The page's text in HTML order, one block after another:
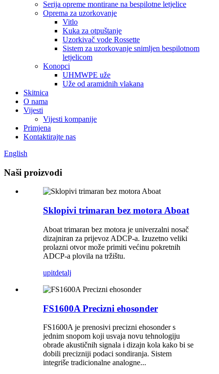
Serija opreme montirane na bespilotne letjelice
Oprema za uzorkovanje
Vitlo
Kuka za otpuštanje
Uzorkivač vode Rossette
Sistem za uzorkovanje snimljen bespilotnom
letjelicom
Konopci
UHMWPE uže
Uže od aramidnih vlakana
Skitnica
O nama
Vijesti
Vijesti kompanije
Primjena
Kontaktirajte nas
English
Naši proizvodi
Sklopivi trimaran bez motora Aboat
Aboat trimaran bez motora je univerzalni nosač
dizajniran za prijevoz ADCP-a. Izuzetno veliki
prolazni otvor može primiti većinu pokretnih
ADCP-a plovila na tržištu.
upitdetalj
FS1600A Precizni ehosonder
FS1600A je prenosivi precizni ehosonder s
jednim snopom koji usvaja novu tehnologiju
obrade akustičnih signala i dizajn kola kako bi se
dobili precizniji podaci sondiranja. Sistem
integriše tradicionalne analogne...